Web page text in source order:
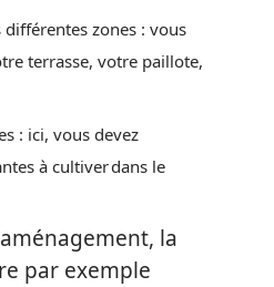
zones : vous
terrasse, votre paillote,
: ici, vous devez
à cultiver dans le
la
par exemple